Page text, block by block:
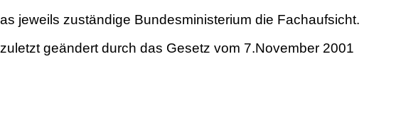
jeweils zuständige Bundesministerium die Fachaufsicht.
geändert durch das Gesetz vom 7.November 2001